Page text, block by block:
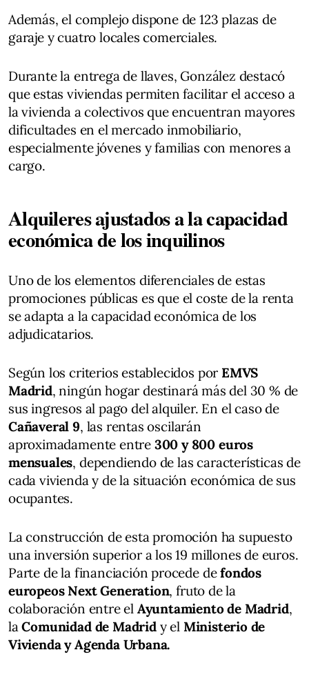
Además, el complejo dispone de 123 plazas de
garaje y cuatro locales comerciales.
Durante la entrega de llaves, González destacó
que estas viviendas permiten facilitar el acceso a
la vivienda a colectivos que encuentran mayores
dificultades en el mercado inmobiliario,
especialmente jóvenes y familias con menores a
cargo.
Alquileres ajustados a la capacidad
económica de los inquilinos
Uno de los elementos diferenciales de estas
promociones públicas es que el coste de la renta
se adapta a la capacidad económica de los
adjudicatarios.
Según los criterios establecidos por EMVS
Madrid, ningún hogar destinará más del 30 % de
sus ingresos al pago del alquiler. En el caso de
Cañaveral 9, las rentas oscilarán
aproximadamente entre 300 y 800 euros
mensuales, dependiendo de las características de
cada vivienda y de la situación económica de sus
ocupantes.
La construcción de esta promoción ha supuesto
una inversión superior a los 19 millones de euros.
Parte de la financiación procede defondos
europeos Next Generation, fruto de la
colaboración entre el Ayuntamiento de Madrid,
laComunidad de Madridy el Ministerio de
Vivienda y Agenda Urbana.